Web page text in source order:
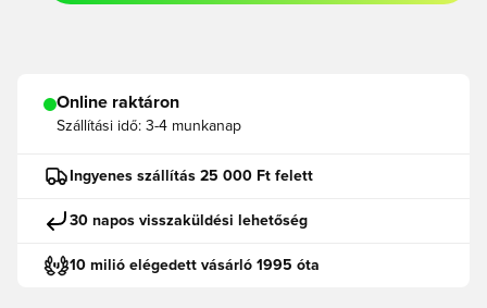
Online raktáron
Szállítási idő: 3-4 munkanap
Ingyenes szállítás 25 000 Ft felett
30 napos visszaküldési lehetőség
10 milió elégedett vásárló 1995 óta